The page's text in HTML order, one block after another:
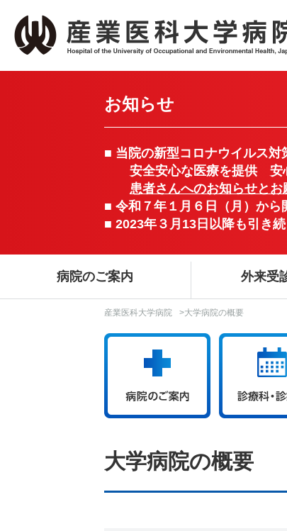
お知らせ
■ 当院の新型コロナウイルス対
安全安心な医療を提供 安
患者さんへのお知らせとお
■ 令和７年１月６日（月）か
■ 2023年３月13日以降も引き
病院のご案内 外来受
産業医科大学病院 >大学病院の概要
大学病院の概要